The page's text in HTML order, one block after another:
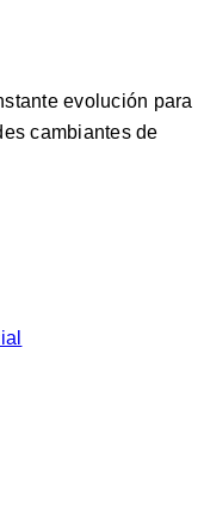
evolución para
cambiantes de